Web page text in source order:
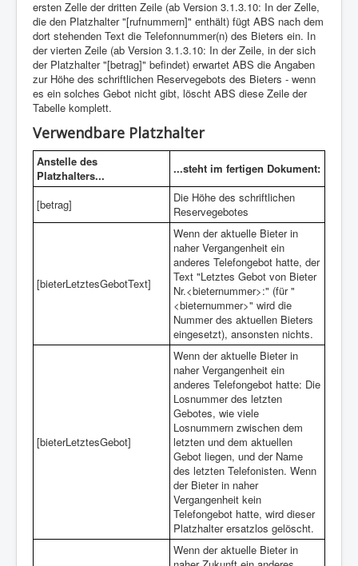
ersten Zelle der dritten Zeile (ab Version 3.1.3.10: In der Zelle,
die den Platzhalter "[rufnummern]" enthält) fügt ABS nach dem
dort stehenden Text die Telefonnummer(n) des Bieters ein. In
der vierten Zeile (ab Version 3.1.3.10: In der Zeile, in der sich
der Platzhalter "[betrag]" befindet) erwartet ABS die Angaben
zur Höhe des schriftlichen Reservegebots des Bieters - wenn
es ein solches Gebot nicht gibt, löscht ABS diese Zeile der
Tabelle komplett.
Verwendbare Platzhalter
Anstelle des
Platzhalters...
...steht im fertigen Dokument:
[betrag]
Die Höhe des schriftlichen
Reservegebotes
[bieterLetztesGebotText]
Wenn der aktuelle Bieter in
naher Vergangenheit ein
anderes Telefongebot hatte, der
Text "Letztes Gebot von Bieter
Nr.<bieternummer>:" (für "
<bieternummer>" wird die
Nummer des aktuellen Bieters
eingesetzt), ansonsten nichts.
[bieterLetztesGebot]
Wenn der aktuelle Bieter in
naher Vergangenheit ein
anderes Telefongebot hatte: Die
Losnummer des letzten
Gebotes, wie viele
Losnummern zwischen dem
letzten und dem aktuellen
Gebot liegen, und der Name
des letzten Telefonisten. Wenn
der Bieter in naher
Vergangenheit kein
Telefongebot hatte, wird dieser
Platzhalter ersatzlos gelöscht.
Wenn der aktuelle Bieter in